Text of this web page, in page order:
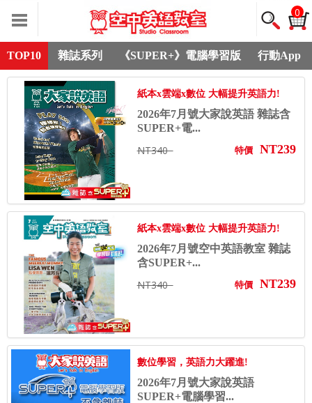
0
TOP10 雜誌系列 《SUPER+》電腦學習版 行動App
紙本x雲端x數位 大幅提升英語力!
2026年7月號大家說英語 雜誌含
SUPER+電...
NT340 特價 NT239
紙本x雲端x數位 大幅提升英語力!
2026年7月號空中英語教室 雜誌
含SUPER+...
NT340 特價 NT239
數位學習，英語力大躍進!
2026年7月號大家說英語
SUPER+電腦學習...